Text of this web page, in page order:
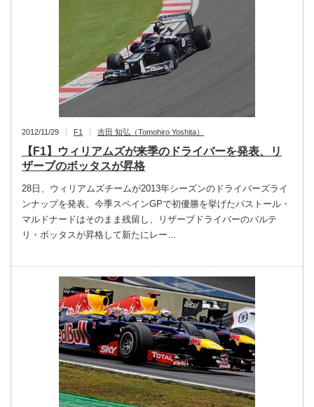
2012/11/29 F1 吉田 知弘（Tomohiro Yoshita）
【F1】ウィリアムズが来季のドライバーを発表、リ
ザーブのボッタスが昇格
28日、ウィリアムズチームが2013年シーズンのドライバーズライ
ンナップを発表。今季スペインGPで初優勝を挙げたパストール・
マルドナードはそのまま残留し、リザーブドライバーのバルテ
リ・ボッタスが昇格して新たにレー…